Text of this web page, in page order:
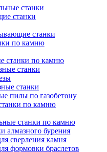
станки
станки
станки
по камню
станки по камню
станки
станки
пилы по газобетону
по камню
станки по камню
алмазного бурения
сверления камня
формовки браслетов